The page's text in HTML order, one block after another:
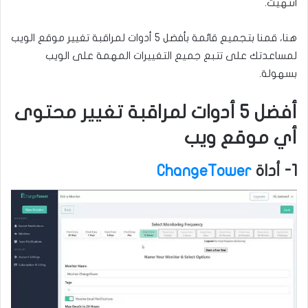
انتهيت.
هنا، قمنا بتجميع قائمة بأفضل 5 أدوات لمراقبة تغيير موقع الويب
لمساعدتك على تتبع جميع التغييرات المهمة على الويب
بسهولة.
أفضل 5 أدوات لمراقبة تغيير محتوى
أي موقع ويب
1- أداة ChangeTower